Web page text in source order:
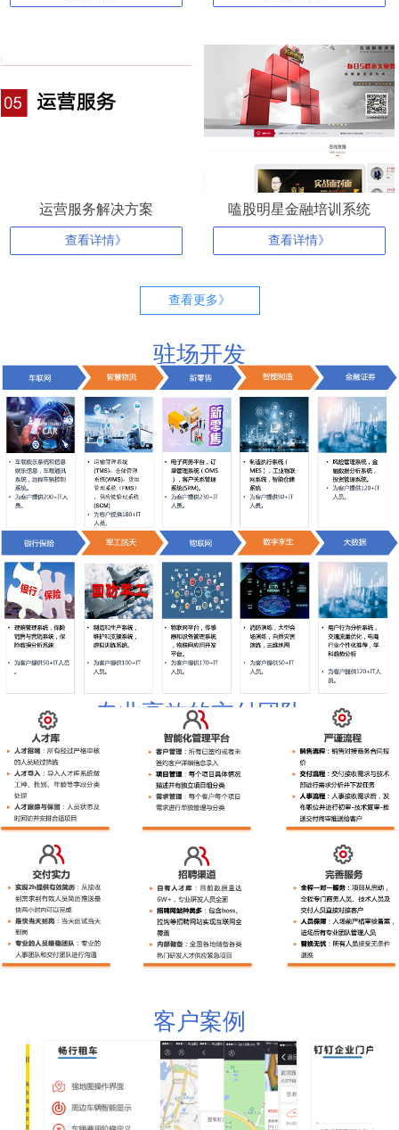
运营服务解决方案
查看详情》
嗑股明星金融培训系统
查看详情》
公司新闻
查看更多》
驻场开发
专业高效的交付团队
客户案例